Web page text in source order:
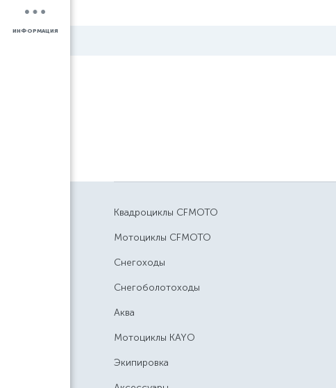
ИНФОРМАЦИЯ
Квадроциклы CFMOTO
Мотоциклы CFMOTO
Снегоходы
Снегоболотоходы
Аква
Мотоциклы KAYO
Экипировка